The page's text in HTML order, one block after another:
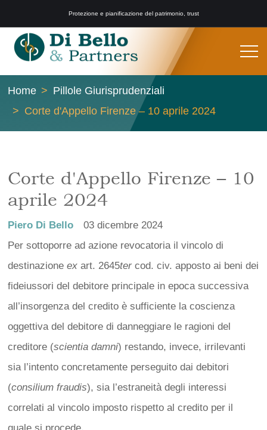
Protezione e pianificazione del patrimonio, trust
Home
Pillole Giurisprudenziali
Corte d'Appello Firenze – 10 aprile 2024
Corte d'Appello Firenze – 10
aprile 2024
Piero Di Bello
03 dicembre 2024
Per sottoporre ad azione revocatoria il vincolo di
destinazione exart. 2645tercod. civ. apposto ai beni dei
fideiussori del debitore principale in epoca successiva
all’insorgenza del credito è sufficiente la coscienza
oggettiva del debitore di danneggiare le ragioni del
creditore (scientia damni) restando, invece, irrilevanti
sia l’intento concretamente perseguito dai debitori
(consilium fraudis), sia l’estraneità degli interessi
correlati al vincolo imposto rispetto al credito per il
quale si procede.